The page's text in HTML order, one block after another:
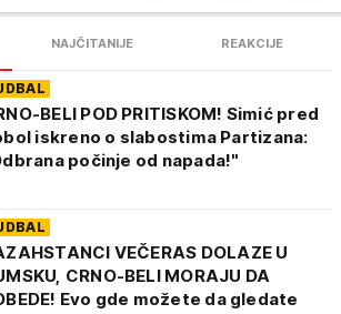
NAJČITANIJE REAKCIJE
BELI POD PRITISKOM! Simić pred
iskreno o slabostima Partizana:
počinje od napada!"
VEČERAS DOLAZE U
CRNO-BELI MORAJU DA
Evo gde možete da gledate